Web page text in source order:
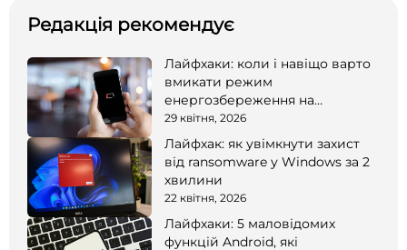
Редакція рекомендує
Лайфхаки: коли і навіщо варто
вмикати режим
енергозбереження на
смартфоні
29 квітня, 2026
Лайфхак: як увімкнути захист
від ransomware у Windows за 2
хвилини
22 квітня, 2026
Лайфхаки: 5 маловідомих
функцій Android, які